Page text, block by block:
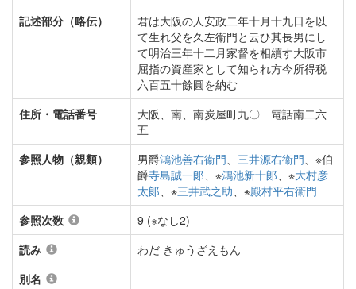
記述部分（略伝）
君は大阪の人安政二年十月十九日を以
て生れ父を久左衞門と云ひ其長男にし
て明治三年十二月家督を相續す大阪市
屈指の資産家として知られ方今所得税
六百五十餘圓を納む
住所・電話番号
大阪、南、南炭屋町九〇 電話南二六
五
参照人物（親類）
男爵鴻池善右衞門、 三井源右衞門、※伯
爵寺島誠一郞、※鴻池新十郞、※大村彦
太郞、※三井武之助、※殿村平右衞門
参照次数
9 (※なし2)
読み
わだ きゅうざえもん
別名